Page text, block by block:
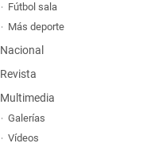
Fútbol sala
Más deporte
Nacional
Revista
Multimedia
Galerías
Vídeos